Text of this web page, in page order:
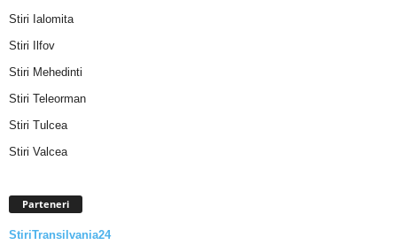
Stiri Ialomita
Stiri Ilfov
Stiri Mehedinti
Stiri Teleorman
Stiri Tulcea
Stiri Valcea
Parteneri
StiriTransilvania24